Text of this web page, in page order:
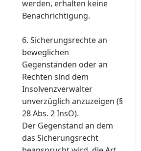
werden, erhalten keine
Benachrichtigung.
6. Sicherungsrechte an
beweglichen
Gegenständen oder an
Rechten sind dem
Insolvenzverwalter
unverzüglich anzuzeigen (§
28 Abs. 2 InsO).
Der Gegenstand an dem
das Sicherungsrecht